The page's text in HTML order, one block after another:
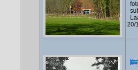
20/